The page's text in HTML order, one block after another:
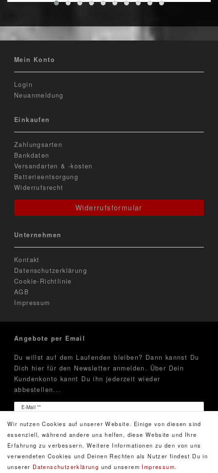
Mein Konto
Login
Neuanmeldung
Einkaufen
Zahlungsarten
Bankdaten
Versandarten & -kosten
Batterieentsorgung
Widerrufsrecht
Widerrufsformular
Unternehmen
Kontakt
Datenschutzerklärung
Cookie-Richtlinie
AGB
Impressum
Angebote per Email
Du willst auf dem Laufenden bleiben? Dann kannst Du
Dich hier für den Newsletter anmelden. Über Dein
Kundenkonto kannt Du ihn jederzeit wieder
abbestellen...
E-Mail **
Newsletter
Hiermit bestätige ich, dass ich die
Daten­schutz­erklärung
gelesen habe. Meine Einwilligung kann ich jederzeit
widerrufen.**
Wir nutzen Cookies auf unserer Website. Einige von diesen sind
essenziell, während andere uns helfen, diese Website und Ihre
Erfahrung zu verbessern. Weitere Informationen zu den von uns
verwendeten Cookies und Deinen Rechten als Nutzer findest Du in
unserer Daten­schutz­erklärung und unserem Impressum.